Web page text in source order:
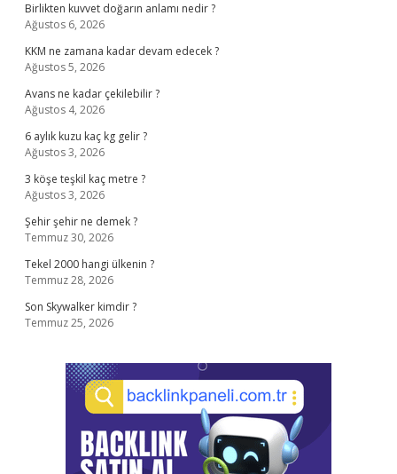
Birlikten kuvvet doğarın anlamı nedir ?
Ağustos 6, 2026
KKM ne zamana kadar devam edecek ?
Ağustos 5, 2026
Avans ne kadar çekilebilir ?
Ağustos 4, 2026
6 aylık kuzu kaç kg gelir ?
Ağustos 3, 2026
3 köşe teşkil kaç metre ?
Ağustos 3, 2026
Şehir şehir ne demek ?
Temmuz 30, 2026
Tekel 2000 hangi ülkenin ?
Temmuz 28, 2026
Son Skywalker kimdir ?
Temmuz 25, 2026